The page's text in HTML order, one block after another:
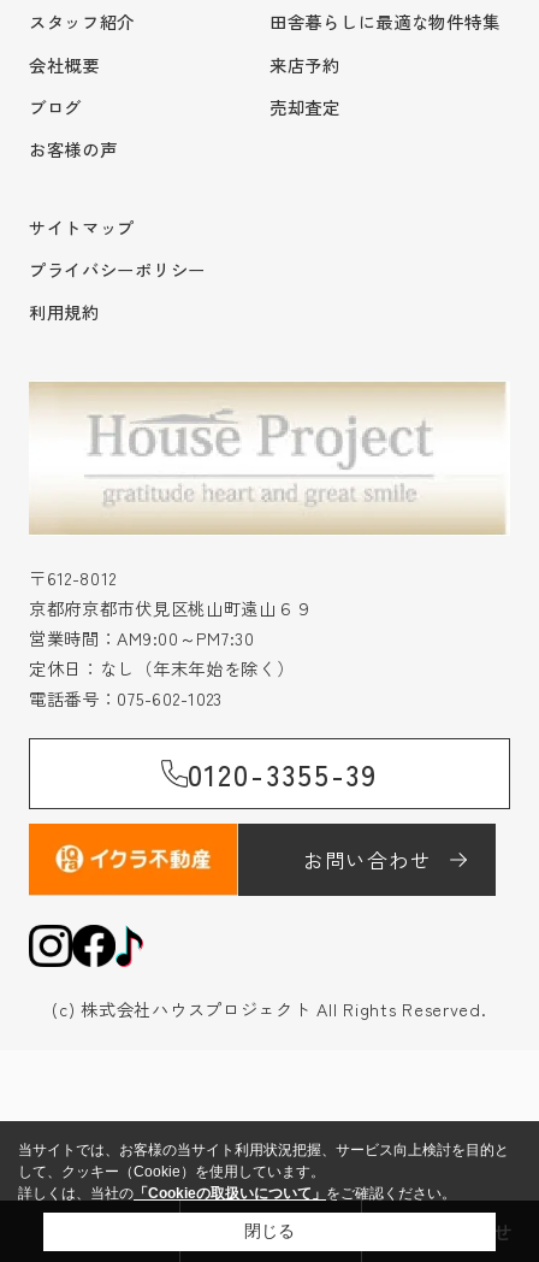
スタッフ紹介
会社概要
ブログ
お客様の声
田舎暮らしに最適な物件特集
来店予約
売却査定
サイトマップ
プライバシーポリシー
利用規約
〒612-8012
京都府京都市伏見区桃山町遠山６９
営業時間：AM9:00～PM7:30
定休日：なし（年末年始を除く）
電話番号： 075-602-1023
0120-3355-39
お問い合わせ
(c) 株式会社ハウスプロジェクト All Rights Reserved.
売却査定 お問い合わせ
当サイトでは、お客様の当サイト利用状況把握、サービス向上検討を目的と
して、クッキー（Cookie）を使用しています。
詳しくは、当社の 「Cookieの取扱いについて」 をご確認ください。
閉じる